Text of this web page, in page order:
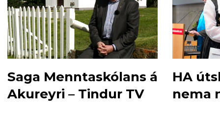
Saga Menntaskólans á
Akureyri – Tindur TV
HA
nema